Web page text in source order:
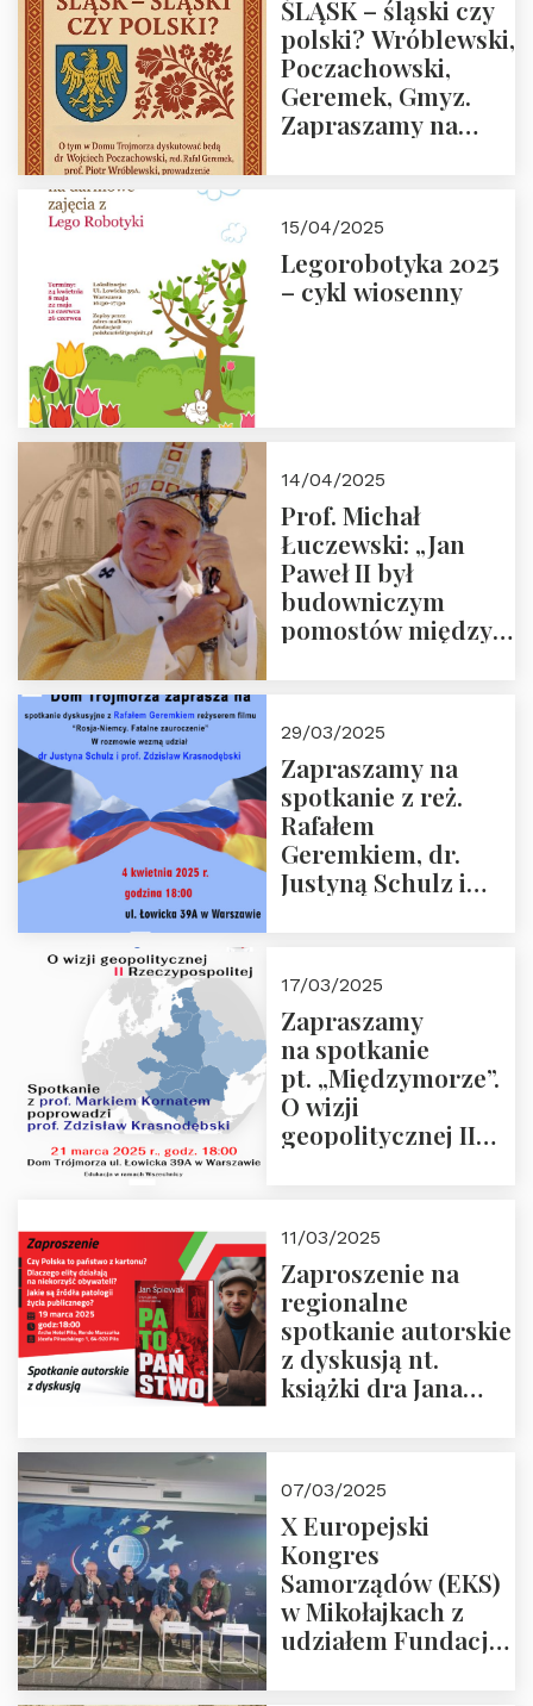
ŚLĄSK – śląski czy
polski? Wróblewski,
Poczachowski,
Geremek, Gmyz.
Zapraszamy na
Trójmorza.
15/04/2025
Legorobotyka 2025
– cykl wiosenny
14/04/2025
Prof. Michał
Łuczewski: „Jan
Paweł II był
budowniczym
pomostów między
29/03/2025
Zapraszamy na
spotkanie z reż.
Rafałem
Geremkiem, dr.
Justyną Schulz i
“Rosja-Niemcy…”
17/03/2025
Zapraszamy
na spotkanie
pt. „Międzymorze”.
O wizji
geopolitycznej II
i prof.
Krasnodębski
11/03/2025
Zaproszenie na
regionalne
spotkanie autorskie
z dyskusją nt.
książki dra Jana
07/03/2025
X Europejski
Kongres
Samorządów (EKS)
w Mikołajkach z
udziałem Fundacji